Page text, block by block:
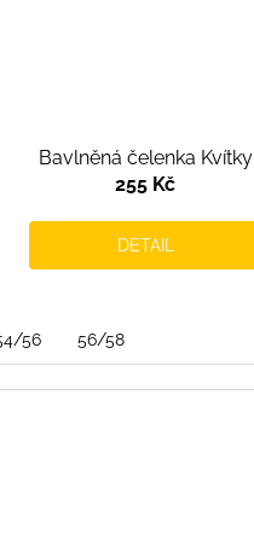
Bavlněná čelenka Kvítky
255 Kč
DETAIL
56 56/58